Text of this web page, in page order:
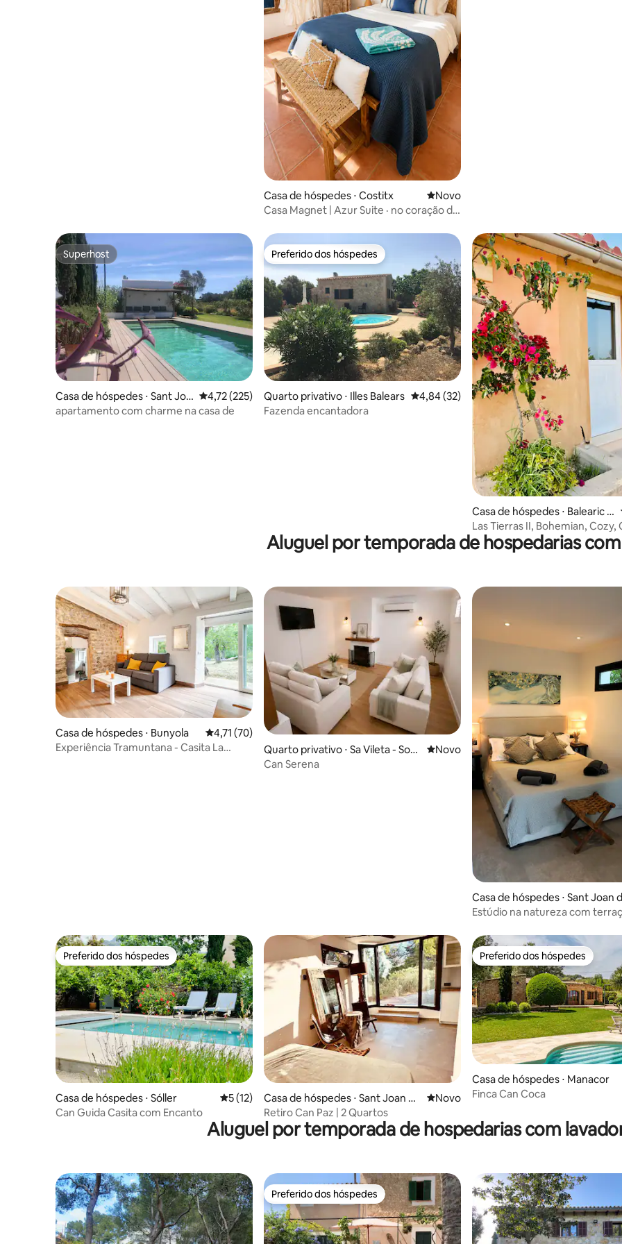
Casa de hóspedes ⋅ Costitx Novo lugar para ficar
Novo
Casa Magnet | Azur Suite · no coração de
Superhost
Superhost
Casa de hóspedes ⋅ Sant Jos
ep de sa Talaia
4,72 de uma avaliação média de 5, 225 avaliações
4,72 (225)
apartamento com charme na casa de
Preferido dos hóspedes
Preferido dos hóspedes
Quarto privativo ⋅ Illes Balears 4,84 de uma avaliação média de 5, 32
4,84 (32)
Fazenda encantadora
Casa de hóspedes ⋅ Balearic Is
lands
Las Tierras II, Bohemian,
Apartment
Aluguel por temporada de hospedarias
Casa de hóspedes ⋅ Bunyola 4,71 de uma avaliação média de 5, 70 avaliações
4,71 (70)
Experiência Tramuntana - Casita La
Quarto privativo ⋅ Sa Vileta - Son
Rapinya
Novo lugar para ficar
Novo
Can Serena
Casa de hóspedes ⋅ Sant Joan
Labritja
Estúdio na natureza com
Preferido dos hóspedes
Preferido dos hóspedes
Casa de hóspedes ⋅ Sóller 5 de uma avaliação média de 5, 12 avaliações
5 (12)
Can Guida Casita com Encanto
Casa de hóspedes ⋅ Sant Joan de
Labritja
Novo lugar para ficar
Novo
Retiro Can Paz | 2 Quartos
Preferido dos hóspedes
Preferido dos hóspedes
Casa de hóspedes ⋅ Manacor
Finca Can Coca
Aluguel por temporada de hospedarias com
Preferido dos hóspedes
Preferido dos hóspedes